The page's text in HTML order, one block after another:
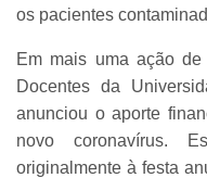
os pacientes
Em mais uma ação
Docentes da
anunciou o aporte
novo coronavírus.
originalmente à festa